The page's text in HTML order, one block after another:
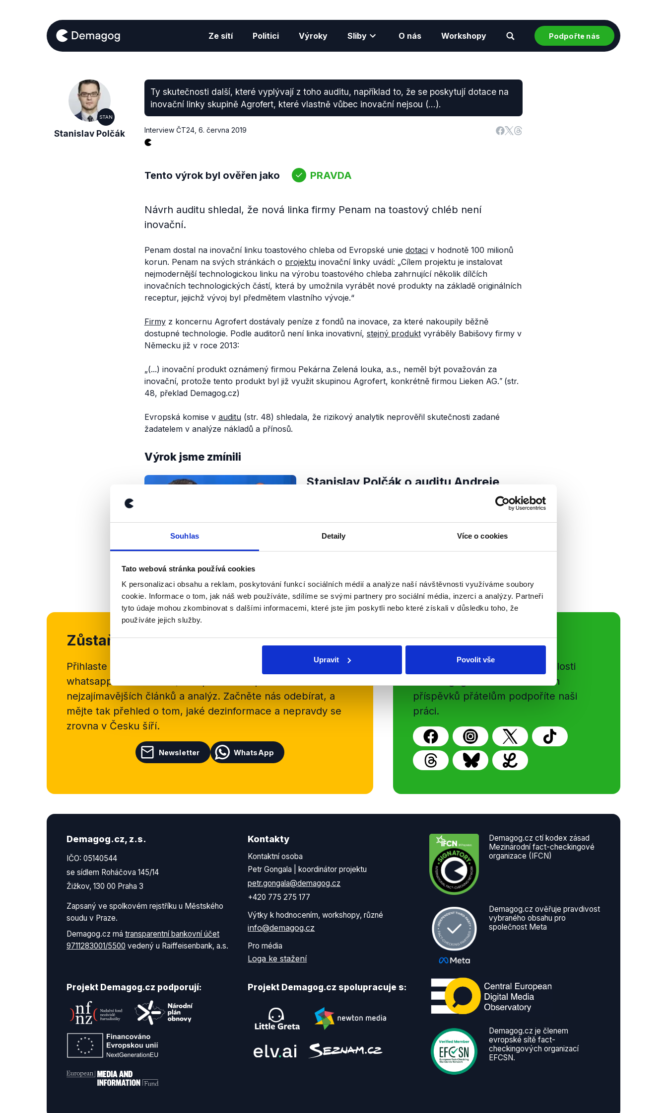
Souhlas Detaily Více o cookies
Tato webová stránka používá cookies
K personalizaci obsahu a reklam, poskytování funkcí sociálních médií a analýze naší návštěvnosti využíváme soubory
cookie. Informace o tom, jak náš web používáte, sdílíme se svými partnery pro sociální média, inzerci a analýzy. Partneři
tyto údaje mohou zkombinovat s dalšími informacemi, které jste jim poskytli nebo které získali v důsledku toho, že
používáte jejich služby.
Upravit Povolit vše
Ze sítí Politici Výroky Sliby O nás Workshopy Podpořte nás
STAN
Stanislav Polčák
Ty skutečnosti další, které vyplývají z toho auditu, například to, že se poskytují dotace na
inovační linky skupině Agrofert, které vlastně vůbec inovační nejsou (...).
Interview ČT24, 6. června 2019
Tento výrok byl ověřen jako PRAVDA
Návrh auditu shledal, že nová linka firmy Penam na toastový chléb není
inovační.
Penam dostal na inovační linku toastového chleba od Evropské unie dotaciv hodnotě 100 milionů
korun. Penam na svých stránkách o projektuinovační linky uvádí: „Cílem projektu je instalovat
nejmodernější technologickou linku na výrobu toastového chleba zahrnující několik dílčích
inovačních technologických částí, která by umožnila vyrábět nové produkty na základě originálních
receptur, jejichž vývoj byl předmětem vlastního vývoje.“
Firmyz koncernu Agrofert dostávaly peníze z fondů na inovace, za které nakoupily běžně
dostupné technologie. Podle auditorů není linka inovativní, stejný produktvyráběly Babišovy firmy v
Německu již v roce 2013:
„(...) inovační produkt oznámený firmou Pekárna Zelená louka, a.s., neměl být považován za
inovační, protože tento produkt byl již využit skupinou Agrofert, konkrétně firmou Lieken AG.‟ (str.
48, překlad Demagog.cz)
Evropská komise v auditu(str. 48) shledala, že rizikový analytik neprověřil skutečnosti zadané
žadatelem v analýze nákladů a přínosů.
Výrok jsme zmínili
Stanislav Polčák o auditu Andreje
se v Interview ČT24 vyjádřil k aktuálnímu tématu
auditu, který do ČR zaslala Evropská komise ohledně
Číst dál
Zůstaňme v kontaktu
Přihlaste se k odběru našeho
whatsappového kanálu, kde pravidelně přinášíme shrnutí
nejzajímavějších článků a analýz. Začněte nás odebírat, a
mějte tak přehled o tom, jaké dezinformace a nepravdy se
zrovna v Česku šíří.
Newsletter WhatsApp
Sociální sítě
Nenechte si ujít nejnovější události
z Demagog.cz. Sdílením našich
příspěvků přátelům podpoříte naši
práci.
Demagog.cz, z.s.
IČO: 05140544
se sídlem Roháčova 145/14
Žižkov, 130 00 Praha 3
Zapsaný ve spolkovém rejstříku u Městského
soudu v Praze.
Demagog.cz má transparentní bankovní účet
9711283001/5500 vedený u Raiffeisenbank, a.s.
Kontakty
Kontaktní osoba
Petr Gongala | koordinátor projektu
petr.gongala@demagog.cz
+420 775 275 177
Výtky k hodnocením, workshopy, různé
info@demagog.cz
Pro média
Loga ke stažení
Projekt Demagog.cz podporují: Projekt Demagog.cz spolupracuje s:
Demagog.cz ctí kodex zásad
Mezinárodní fact-checkingové
organizace (IFCN)
Demagog.cz ověřuje pravdivost
vybraného obsahu pro
společnost Meta
Demagog.cz je členem
evropské sítě fact-
checkingových organizací
EFCSN.